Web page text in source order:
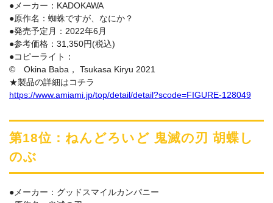
●メーカー：KADOKAWA
●原作名：蜘蛛ですが、なにか？
●発売予定月：2022年6月
●参考価格：31,350円(税込)
●コピーライト：
© Okina Baba， Tsukasa Kiryu 2021
★製品の詳細はコチラ
https://www.amiami.jp/top/detail/detail?scode=FIGURE-128049
第18位：ねんどろいど 鬼滅の刃 胡蝶し
のぶ
●メーカー：グッドスマイルカンパニー